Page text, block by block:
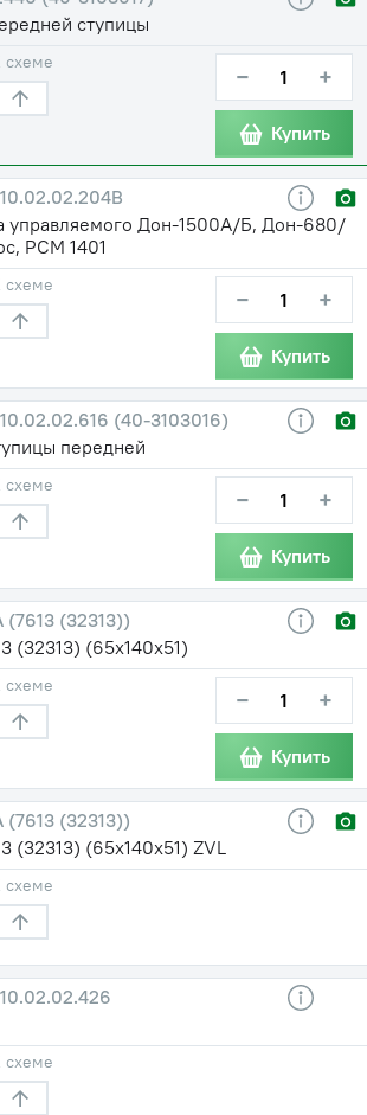
ступицы
схеме − +
Купить
управляемого Дон-1500А/Б, Дон-680/
РСМ 1401
схеме − +
Купить
(40-3103016)
передней
схеме − +
Купить
(7613 (32313))
(32313) (65х140х51)
схеме − +
Купить
(7613 (32313))
(32313) (65х140х51) ZVL
схеме
схеме